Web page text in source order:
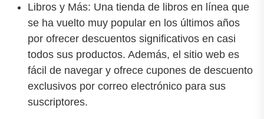
Libros y Más: Una tienda de libros en línea que
se ha vuelto muy popular en los últimos años
por ofrecer descuentos significativos en casi
todos sus productos. Además, el sitio web es
fácil de navegar y ofrece cupones de descuento
exclusivos por correo electrónico para sus
suscriptores.